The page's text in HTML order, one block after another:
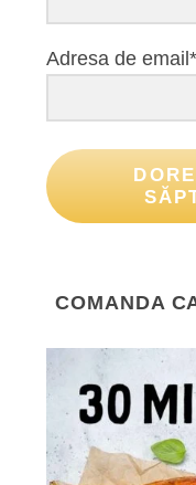
Adresa de email*
COMANDA